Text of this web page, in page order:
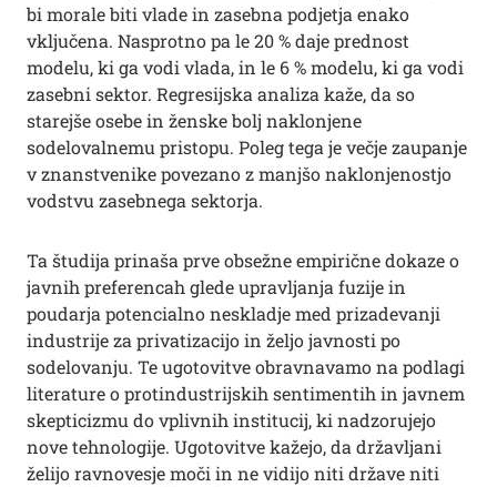
bi morale biti vlade in zasebna podjetja enako
vključena. Nasprotno pa le 20 % daje prednost
modelu, ki ga vodi vlada, in le 6 % modelu, ki ga vodi
zasebni sektor. Regresijska analiza kaže, da so
starejše osebe in ženske bolj naklonjene
sodelovalnemu pristopu. Poleg tega je večje zaupanje
v znanstvenike povezano z manjšo naklonjenostjo
vodstvu zasebnega sektorja.
Ta študija prinaša prve obsežne empirične dokaze o
javnih preferencah glede upravljanja fuzije in
poudarja potencialno neskladje med prizadevanji
industrije za privatizacijo in željo javnosti po
sodelovanju. Te ugotovitve obravnavamo na podlagi
literature o protindustrijskih sentimentih in javnem
skepticizmu do vplivnih institucij, ki nadzorujejo
nove tehnologije. Ugotovitve kažejo, da državljani
želijo ravnovesje moči in ne vidijo niti države niti